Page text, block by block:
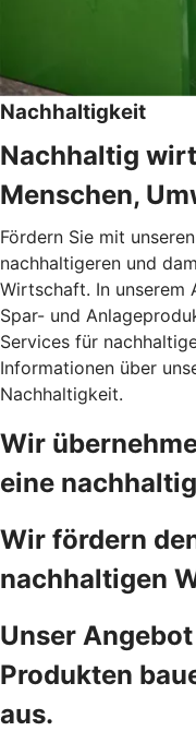
Nachhaltigkeit
Nachhaltig
Menschen,
Fördern Sie mit
nachhaltigeren und
Wirtschaft. In unserem
Spar- und
Services für
Informationen über
Nachhaltigkeit.
Wir
eine
Wir fördern
nachhaltigen
Unser
Produkten
aus.